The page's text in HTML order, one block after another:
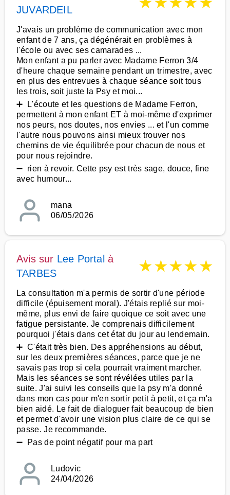
JUVARDEIL
J'avais un problème de communication avec mon
enfant de 7 ans, ça dégénérait en problèmes à
l'école ou avec ses camarades ...
Mon enfant a pu parler avec Madame Ferron 3/4
d'heure chaque semaine pendant un trimestre, avec
en plus des entrevues à chaque séance soit tous
les trois, soit juste la Psy et moi...
➕ L'écoute et les questions de Madame Ferron,
permettent à mon enfant ET à moi-même d'exprimer
nos peurs, nos doutes, nos envies ... et l'un comme
l'autre nous pouvons ainsi mieux trouver nos
chemins de vie équilibrée pour chacun de nous et
pour nous rejoindre.
➖ rien à revoir. Cette psy est très sage, douce, fine
avec humour...
mana
06/05/2026
Avis sur Lee Portal à
TARBES
★★★★★
La consultation m'a permis de sortir d'une période
difficile (épuisement moral). J'étais replié sur moi-
même, plus envi de faire quoique ce soit avec une
fatigue persistante. Je comprenais difficilement
pourquoi j'étais dans cet état du jour au lendemain.
➕ C'était très bien. Des appréhensions au début,
sur les deux premières séances, parce que je ne
savais pas trop si cela pourrait vraiment marcher.
Mais les séances se sont révélées utiles par la
suite. J'ai suivi les conseils que la psy m'a donné
dans mon cas pour m'en sortir petit à petit, et ça m'a
bien aidé. Le fait de dialoguer fait beaucoup de bien
et permet d'avoir une vision plus claire de ce qui se
passe. Je recommande.
➖ Pas de point négatif pour ma part
Ludovic
24/04/2026